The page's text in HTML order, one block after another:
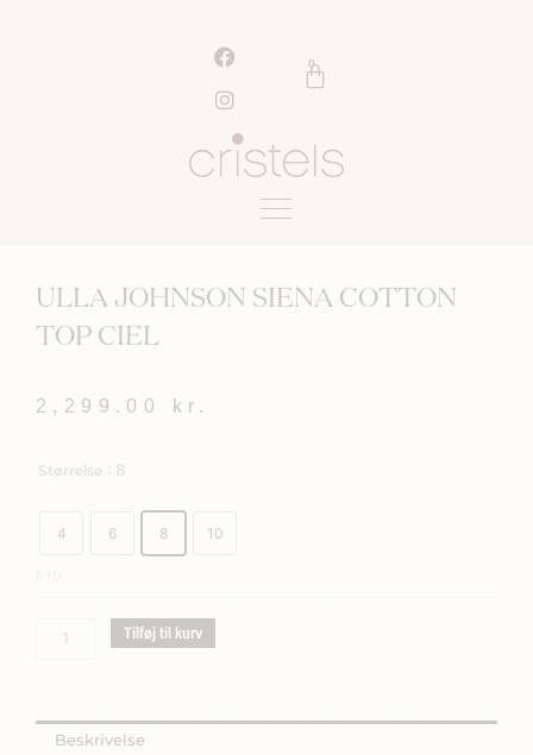
F
a
c
e
b
o
I
n
s
t
a
g
0
Kurv
ULLA JOHNSON SIENA COTTON
TOP CIEL
2,299.00 kr.
Størrelse : 8
4 6 8 10
Cotton
Tilføj til kurv
Beskrivelse